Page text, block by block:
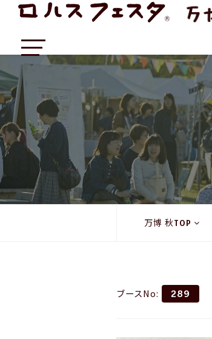
万博 秋TOP
ブースNo: 289